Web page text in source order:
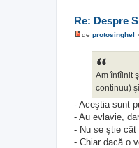
Re: Despre
c
i
t
t
de protosinghel
Am întîlnit
continuu)
- Aceştia sunt
- Au evlavie,
- Nu se ştie cât
- Chiar dacă o